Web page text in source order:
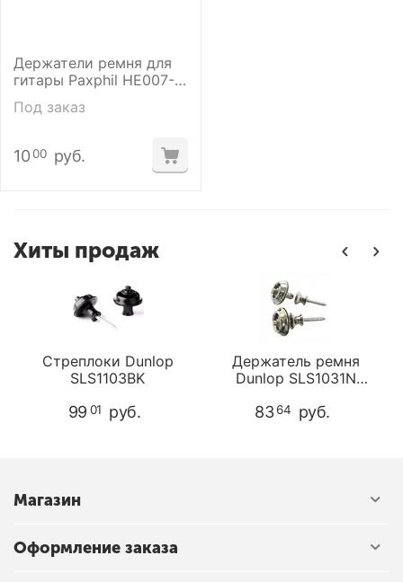
Держатели ремня для
гитары Paxphil HE007-
CR
Под заказ
1000 руб.
Хиты продаж
Стреплоки Dunlop
SLS1103BK
99 01 руб.
Держатель ремня
Dunlop SLS1031N
83 64 руб.
Магазин
Оформление заказа